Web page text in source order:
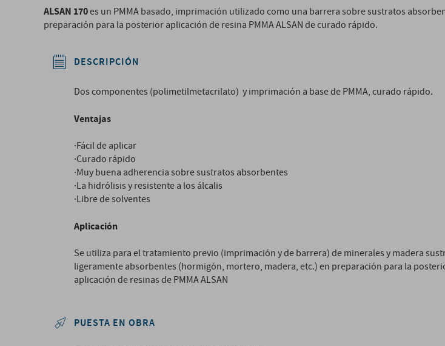
ALSAN 170es un PMMA basado, imprimación utilizado como una barrera sobre sustratos
preparación para la posterior aplicación de resina PMMA ALSAN de curado rápido.
DESCRIPCIÓN
Dos componentes (polimetilmetacrilato) y imprimación a base de PMMA, curado rápido.
Ventajas
·Fácil de aplicar
·Curado rápido
·Muy buena adherencia sobre sustratos absorbentes
·La hidrólisis y resistente a los álcalis
·Libre de solventes
Aplicación
Se utiliza para el tratamiento previo (imprimación y de barrera) de minerales y madera
ligeramente absorbentes (hormigón, mortero, madera, etc.) en preparación para la
aplicación de resinas de PMMA ALSAN
PUESTA EN OBRA